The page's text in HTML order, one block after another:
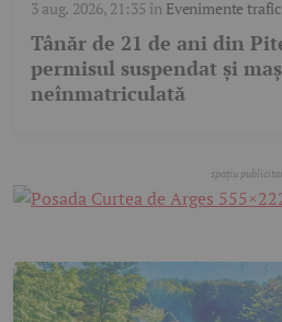
3 aug. 2026, 21:35 în Evenimente trafic
Tânăr de 21 de ani din
permisul suspendat și
neînmatriculată